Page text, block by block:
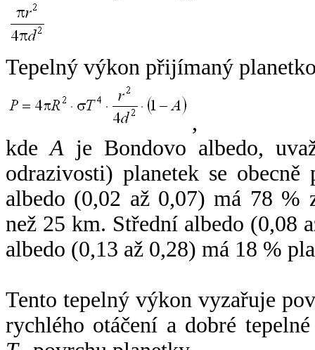
Tepelný výkon přijímaný
,
kdeA je Bondovo albedo,
odrazivosti) planetek se
albedo (0,02 až 0,07) má 78 %
než 25 km. Střední albedo (0,08
albedo (0,13 až 0,28) má 18 %
Tento tepelný výkon vyzařuje
rychlého otáčení a dobré